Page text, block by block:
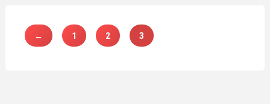
← 1 2 3